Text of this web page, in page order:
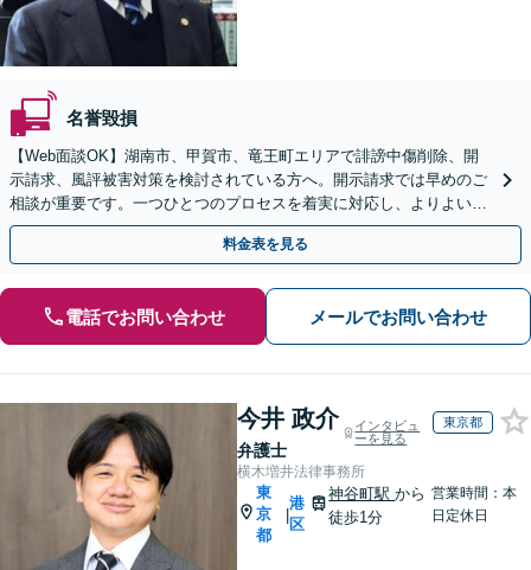
名誉毀損
【Web面談OK】湖南市、甲賀市、竜王町エリアで誹謗中傷削除、開
示請求、風評被害対策を検討されている方へ。開示請求では早めのご
相談が重要です。一つひとつのプロセスを着実に対応し、よりよい解
決に向けて尽力いたします【甲西駅1分】
料金表を見る
電話でお問い合わせ メールでお問い合わせ
今井 政介
弁護士
インタビュ
ーを見る
東京都
横木増井法律事務所
東
京
都
|
港
区
神谷町駅から
徒歩1分
営業時間：本
日定休日